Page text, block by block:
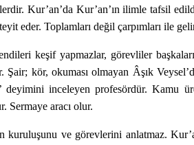
Kur’an’da Kur’an’ın ilimle tafsil
eder. Toplamları değil çarpımları ile
keşif yapmazlar, görevliler
kör, okuması olmayan Âşık
deyimini inceleyen profesördür. Kamu
Sermaye aracı olur.
kuruluşunu ve görevlerini anlatmaz.